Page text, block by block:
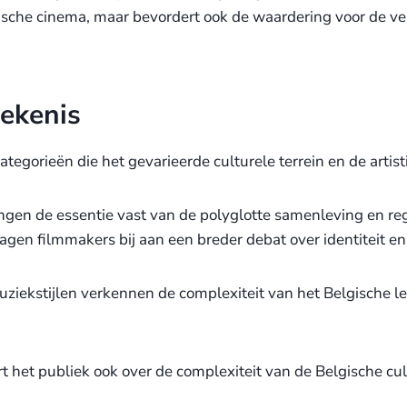
cinema, maar bevordert ook de waardering voor de
die het gevarieerde culturele terrein en de
de essentie vast van de polyglotte samenleving en
filmmakers bij aan een breder debat over identiteit
verkennen de complexiteit van het Belgische
publiek ook over de complexiteit van de Belgische